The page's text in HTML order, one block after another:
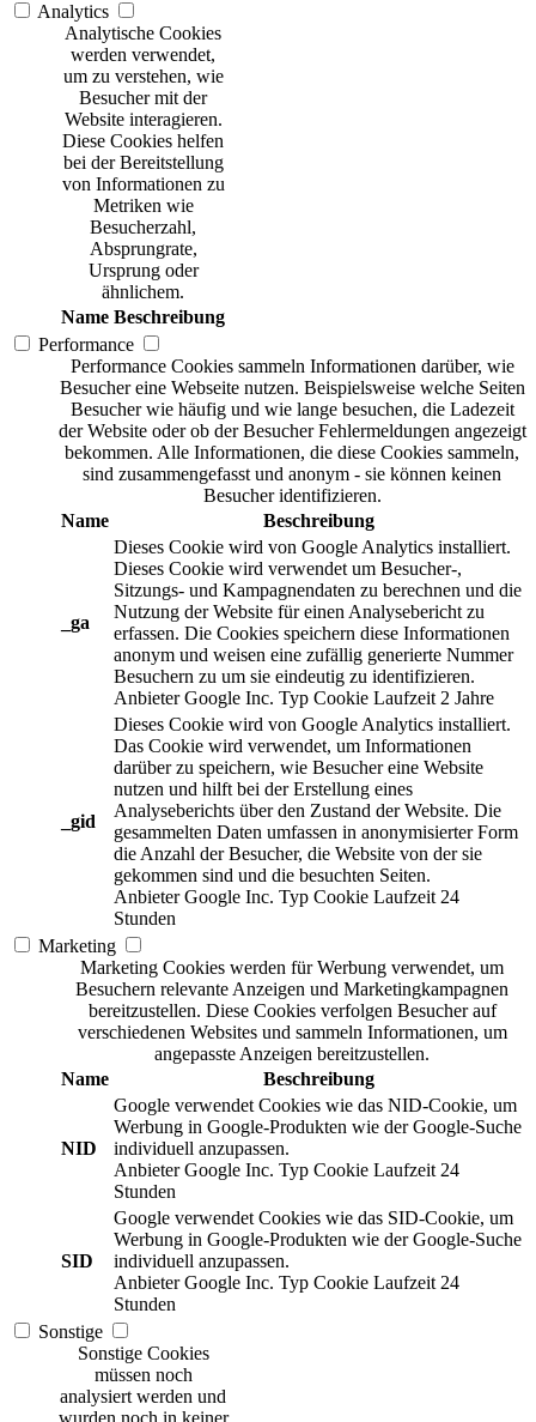
Analytics
Analytische Cookies
werden verwendet,
um zu verstehen, wie
Besucher mit der
Website interagieren.
Diese Cookies helfen
bei der Bereitstellung
von Informationen zu
Metriken wie
Besucherzahl,
Absprungrate,
Ursprung oder
ähnlichem.
Name Beschreibung
Performance
Performance Cookies sammeln Informationen darüber, wie
Besucher eine Webseite nutzen. Beispielsweise welche Seiten
Besucher wie häufig und wie lange besuchen, die Ladezeit
der Website oder ob der Besucher Fehlermeldungen angezeigt
bekommen. Alle Informationen, die diese Cookies sammeln,
sind zusammengefasst und anonym - sie können keinen
Besucher identifizieren.
Name
Beschreibung
_ga
Dieses Cookie wird von Google Analytics installiert.
Dieses Cookie wird verwendet um Besucher-,
Sitzungs- und Kampagnendaten zu berechnen und die
Nutzung der Website für einen Analysebericht zu
erfassen. Die Cookies speichern diese Informationen
anonym und weisen eine zufällig generierte Nummer
Besuchern zu um sie eindeutig zu identifizieren.
Anbieter Google Inc. Typ Cookie Laufzeit 2 Jahre
_gid
Dieses Cookie wird von Google Analytics installiert.
Das Cookie wird verwendet, um Informationen
darüber zu speichern, wie Besucher eine Website
nutzen und hilft bei der Erstellung eines
Analyseberichts über den Zustand der Website. Die
gesammelten Daten umfassen in anonymisierter Form
die Anzahl der Besucher, die Website von der sie
gekommen sind und die besuchten Seiten.
Anbieter Google Inc. Typ Cookie Laufzeit 24
Stunden
Marketing
Marketing Cookies werden für Werbung verwendet, um
Besuchern relevante Anzeigen und Marketingkampagnen
bereitzustellen. Diese Cookies verfolgen Besucher auf
verschiedenen Websites und sammeln Informationen, um
angepasste Anzeigen bereitzustellen.
Name
Beschreibung
NID
Google verwendet Cookies wie das NID-Cookie, um
Werbung in Google-Produkten wie der Google-Suche
individuell anzupassen.
Anbieter Google Inc. Typ Cookie Laufzeit 24
Stunden
SID
Google verwendet Cookies wie das SID-Cookie, um
Werbung in Google-Produkten wie der Google-Suche
individuell anzupassen.
Anbieter Google Inc. Typ Cookie Laufzeit 24
Stunden
Sonstige
Sonstige Cookies
müssen noch
analysiert werden und
wurden noch in keiner